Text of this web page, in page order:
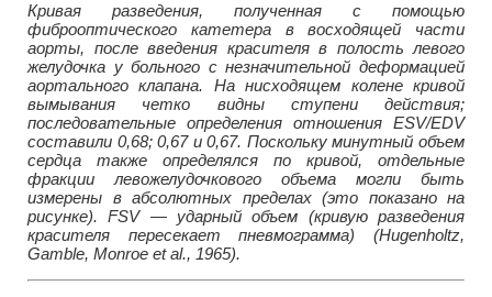
Кривая разведения, полученная с помощью
фиброоптического катетера в восходящей части
аорты, после введения красителя в полость левого
желудочка у больного с незначительной деформацией
аортального клапана. На нисходящем колене кривой
вымывания четко видны ступени действия;
последовательные определения отношения ESV/EDV
составили 0,68; 0,67 и 0,67. Поскольку минутный объем
сердца также определялся по кривой, отдельные
фракции левожелудочкового объема могли быть
измерены в абсолютных пределах (это показано на
рисунке). FSV — ударный объем (кривую разведения
красителя пересекает пневмограмма) (Hugenholtz,
Gamble, Monroe et al., 1965).